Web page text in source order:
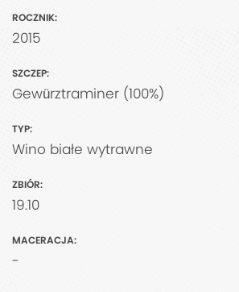
ROCZNIK:
2015
SZCZEP:
Gewürztraminer (100%)
TYP:
Wino białe wytrawne
ZBIÓR:
19.10
MACERACJA:
-